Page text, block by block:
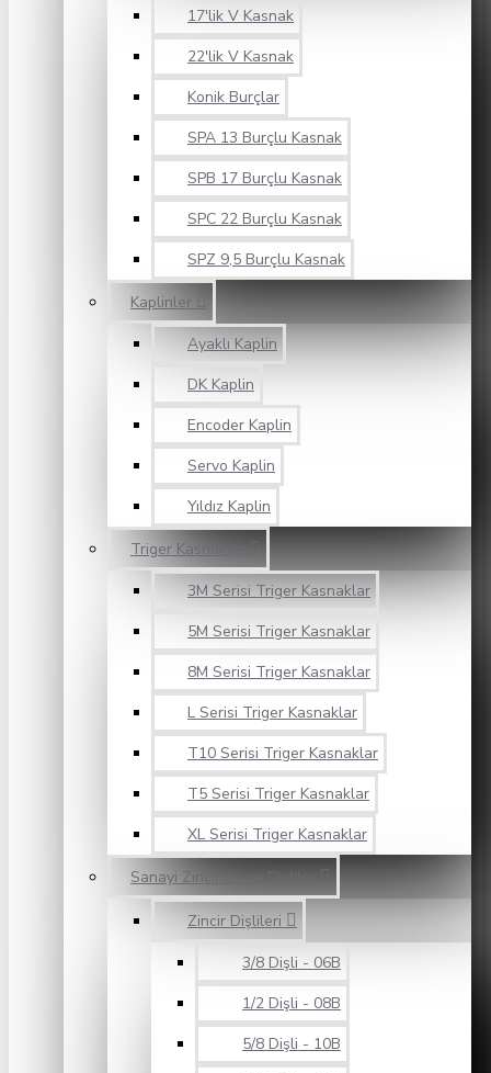
17'lik V Kasnak
22'lik V Kasnak
Konik Burçlar
SPA 13 Burçlu Kasnak
SPB 17 Burçlu Kasnak
SPC 22 Burçlu Kasnak
SPZ 9,5 Burçlu Kasnak
Kaplinler
Ayaklı Kaplin
DK Kaplin
Encoder Kaplin
Servo Kaplin
Yıldız Kaplin
Triger Kasnaklar
3M Serisi Triger Kasnaklar
5M Serisi Triger Kasnaklar
8M Serisi Triger Kasnaklar
L Serisi Triger Kasnaklar
T10 Serisi Triger Kasnaklar
T5 Serisi Triger Kasnaklar
XL Serisi Triger Kasnaklar
Sanayi Zincirleri ve Dişliler
Zincir Dişlileri
3/8 Dişli - 06B
1/2 Dişli - 08B
5/8 Dişli - 10B